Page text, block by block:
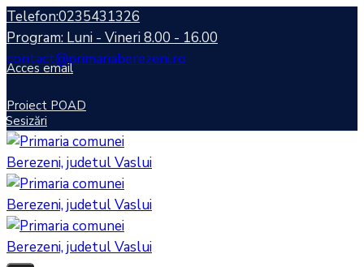
Telefon:0235431326
Program: Luni - Vineri 8.00 - 16.00
contact@primariaberezeni.ro
Acces email
Proiect POAD
Sesizări